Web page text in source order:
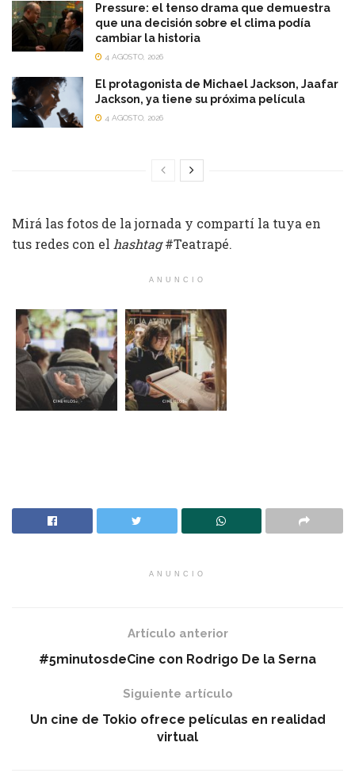
Pressure: el tenso drama que demuestra
que una decisión sobre el clima podía
cambiar la historia
4 AGOSTO, 2026
El protagonista de Michael Jackson, Jaafar
Jackson, ya tiene su próxima película
4 AGOSTO, 2026
Mirá las fotos de la jornada y compartí la tuya en
tus redes con el hashtag#Teatrapé.
ANUNCIO
ANUNCIO
Artículo anterior
#5minutosdeCine con Rodrigo De la Serna
Siguiente artículo
Un cine de Tokio ofrece películas en realidad
virtual